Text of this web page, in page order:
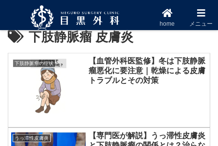
下肢静脈瘤 皮膚炎
下肢静脈瘤の症状
【血管外科医監修】冬は下肢静脈
瘤悪化に要注意｜乾燥による皮膚
トラブルとその対策
うっ滞性皮膚炎
【専門医が解説】うっ滞性皮膚炎
home メニュー